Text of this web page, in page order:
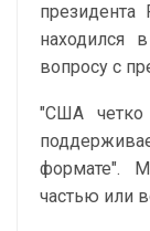
находился
вопросу с
"США четко
формате".
частью или